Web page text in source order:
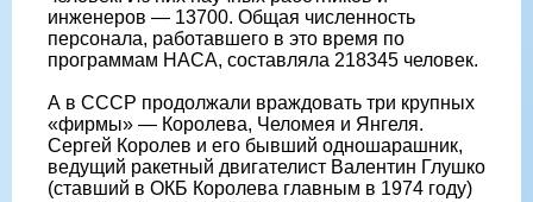
инженеров — 13700. Общая численность
персонала, работавшего в это время по
программам НАСА, составляла 218345 человек.
А в СССР продолжали враждовать три крупных
«фирмы» — Королева, Челомея и Янгеля.
Сергей Королев и его бывший одношарашник,
ведущий ракетный двигателист Валентин Глушко
(ставший в ОКБ Королева главным в 1974 году)